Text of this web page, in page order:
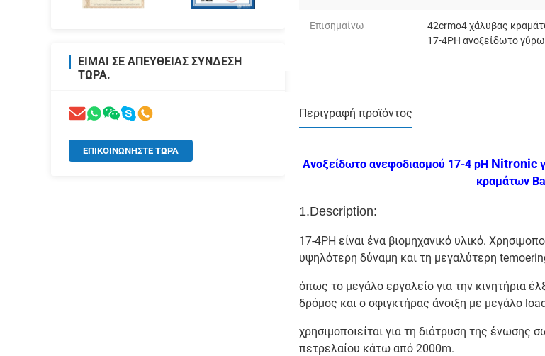
ΕΊΜΑΙ ΣΕ ΑΠΕΥΘΕΊΑΣ ΣΎΝΔΕΣΗ
ΤΏΡΑ.
ΕΠΙΚΟΙΝΩΝΉΣΤΕ ΤΏΡΑ
Επισημαίνω 42crmo4 χάλυβας
17-4PH ανοξείδωτο
Περιγραφή προϊόντος
Ανοξείδωτο ανεφοδιασμού 17-4 pH Nitronic
κραμάτων
1.Description:
17-4PH είναι ένα βιομηχανικό υλικό.
υψηλότερη δύναμη και τη μεγαλύτερη
όπως το μεγάλο εργαλείο για την κινητήρια
δρόμος και ο σφιγκτήρας άνοιξη με μεγάλο
χρησιμοποιείται για τη διάτρυση της ένωσης
πετρελαίου κάτω από 2000m.